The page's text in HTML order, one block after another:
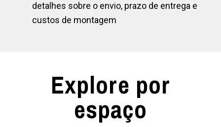
detalhes sobre o envio, prazo de entrega e
custos de montagem
Explore por
espaço